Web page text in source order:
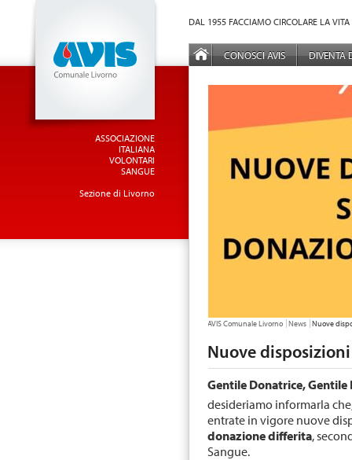
ASSOCIAZIONE
ITALIANA
VOLONTARI
SANGUE
Sezione di Livorno
DAL 1955 FACCIAMO CIRCOLARE LA
MENÙ PRINCIPALE
CONOSCI AVIS DIVENTA
TU SEI QUI:
AVIS Comunale Livorno News Nuove
Nuove
Gentile Donatrice, Gentile
desideriamo informarla
entrate in vigore nuove
donazione differita,
Sangue.